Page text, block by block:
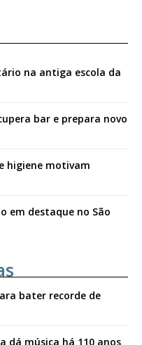
na antiga escola da
bar e prepara novo
higiene motivam
em destaque no São
bater recorde de
dá música há 110 anos